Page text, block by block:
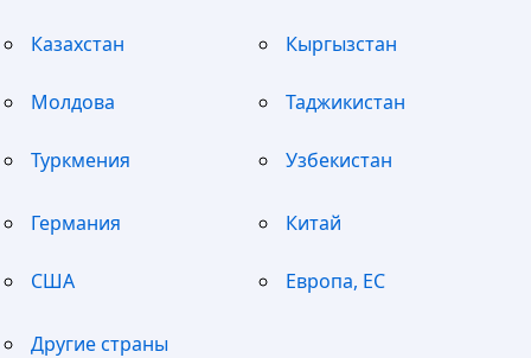
Казахстан Кыргызстан
Молдова Таджикистан
Туркмения Узбекистан
Германия Китай
США Европа, ЕС
Другие страны